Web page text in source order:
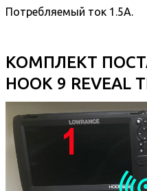
Потребляемый ток 1.5А.
КОМПЛЕКТ
HOOK 9 REVEAL